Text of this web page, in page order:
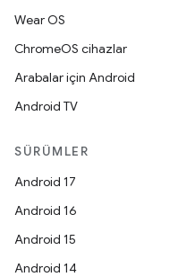
Wear OS
ChromeOS cihazlar
Arabalar için Android
Android TV
SÜRÜMLER
Android 17
Android 16
Android 15
Android 14